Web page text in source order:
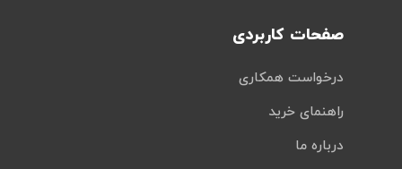
صفحات کاربردی
درخواست همکاری
راهنمای خرید
درباره ما